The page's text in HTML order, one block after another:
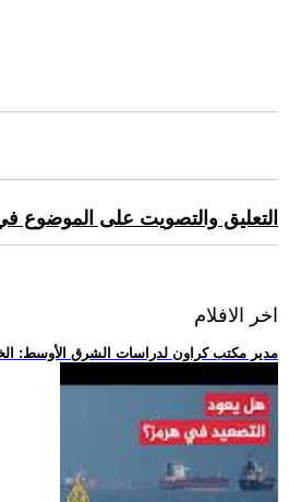
التعليق والتصويت على الموضوع
اخر الافلام
.. مدير مكتب كراون لدراسات الشرق الأوسط: